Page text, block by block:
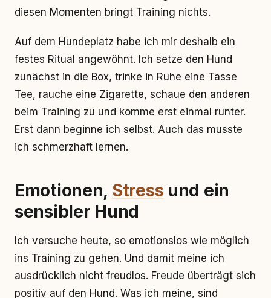
diesen Momenten bringt Training nichts.
Auf dem Hundeplatz habe ich mir deshalb ein
festes Ritual angewöhnt. Ich setze den Hund
zunächst in die Box, trinke in Ruhe eine Tasse
Tee, rauche eine Zigarette, schaue den anderen
beim Training zu und komme erst einmal runter.
Erst dann beginne ich selbst. Auch das musste
ich schmerzhaft lernen.
Emotionen, Stressund ein
sensibler Hund
Ich versuche heute, so emotionslos wie möglich
ins Training zu gehen. Und damit meine ich
ausdrücklich nicht freudlos. Freude überträgt sich
positiv auf den Hund. Was ich meine, sind